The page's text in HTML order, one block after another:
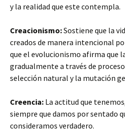
y la realidad que este contempla.
Creacionismo:Sostiene que la
creados de manera intencional
que el evolucionismo afirma que
gradualmente a través de
selección natural y la mutación
Creencia: La actitud que
siempre que damos por sentado
consideramos verdadero.